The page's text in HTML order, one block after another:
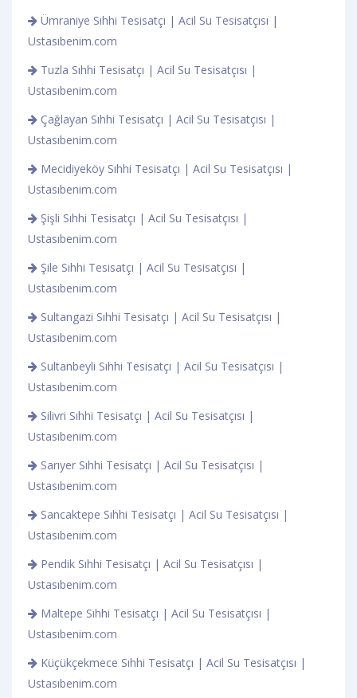
Ümraniye Sıhhi Tesisatçı | Acil Su Tesisatçısı |
Ustasıbenim.com
Tuzla Sıhhi Tesisatçı | Acil Su Tesisatçısı |
Ustasıbenim.com
Çağlayan Sıhhi Tesisatçı | Acil Su Tesisatçısı |
Ustasıbenim.com
Mecidiyeköy Sıhhi Tesisatçı | Acil Su Tesisatçısı |
Ustasıbenim.com
Şişli Sıhhi Tesisatçı | Acil Su Tesisatçısı |
Ustasıbenim.com
Şile Sıhhi Tesisatçı | Acil Su Tesisatçısı |
Ustasıbenim.com
Sultangazi Sıhhi Tesisatçı | Acil Su Tesisatçısı |
Ustasıbenim.com
Sultanbeyli Sıhhi Tesisatçı | Acil Su Tesisatçısı |
Ustasıbenim.com
Silivri Sıhhi Tesisatçı | Acil Su Tesisatçısı |
Ustasıbenim.com
Sarıyer Sıhhi Tesisatçı | Acil Su Tesisatçısı |
Ustasıbenim.com
Sancaktepe Sıhhi Tesisatçı | Acil Su Tesisatçısı |
Ustasıbenim.com
Pendik Sıhhi Tesisatçı | Acil Su Tesisatçısı |
Ustasıbenim.com
Maltepe Sıhhi Tesisatçı | Acil Su Tesisatçısı |
Ustasıbenim.com
Küçükçekmece Sıhhi Tesisatçı | Acil Su Tesisatçısı |
Ustasıbenim.com